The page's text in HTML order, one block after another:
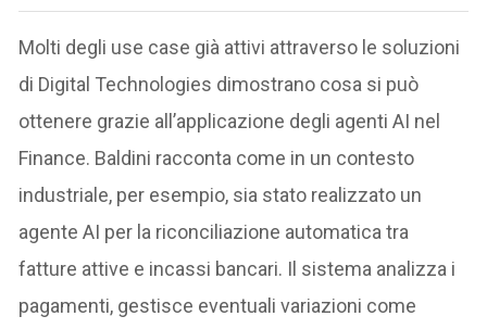
Molti degli use case già attivi attraverso le soluzioni
di Digital Technologies dimostrano cosa si può
ottenere grazie all’applicazione degli agenti AI nel
Finance. Baldini racconta come in un contesto
industriale, per esempio, sia stato realizzato un
agente AI per la riconciliazione automatica tra
fatture attive e incassi bancari. Il sistema analizza i
pagamenti, gestisce eventuali variazioni come